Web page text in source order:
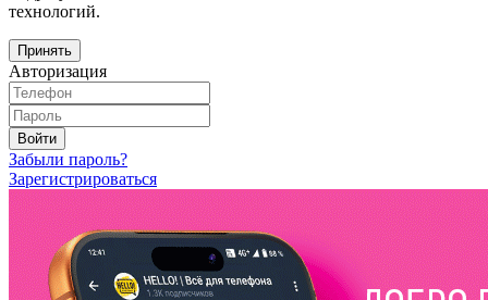
технологий.
Принять
Авторизация
Войти
Забыли пароль?
Зарегистрироваться